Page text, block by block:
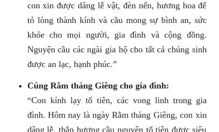
con xin được dâng lễ vật, đèn nến, hương hoa để
tỏ lòng thành kính và cầu mong sự bình an, sức
khỏe cho mọi người, gia đình và cộng đồng.
Nguyện cầu các ngài gia hộ cho tất cả chúng sinh
được an lạc, hạnh phúc.”
Cúng Rằm tháng Giêng cho gia đình:
“Con kính lạy tổ tiên, các vong linh trong gia
đình. Hôm nay là ngày Rằm tháng Giêng, con xin
dâng lễ, thắp hương cầu nguyện tổ tiên được siêu